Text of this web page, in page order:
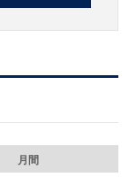
月間